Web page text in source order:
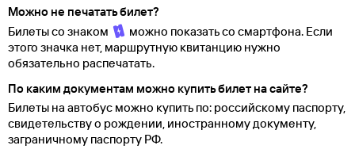
Можно не печатать билет?
Билеты со знаком
можно показать со смартфона. Если
этого значка нет, маршрутную квитанцию нужно
обязательно распечатать.
По каким документам можно купить билет на сайте?
Билеты на автобус можно купить по: российскому паспорту,
свидетельству о рождении, иностранному документу,
заграничному паспорту РФ.